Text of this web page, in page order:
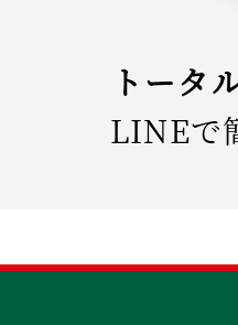
トータ
LINEで